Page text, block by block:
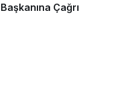
Başkanına Çağrı